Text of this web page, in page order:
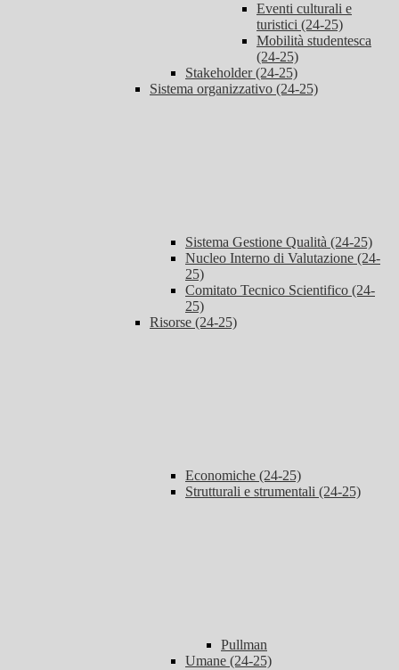
Eventi culturali e
turistici (24-25)
Mobilità studentesca
(24-25)
Stakeholder (24-25)
Sistema organizzativo (24-25)
Sistema Gestione Qualità (24-25)
Nucleo Interno di Valutazione (24-
25)
Comitato Tecnico Scientifico (24-
25)
Risorse (24-25)
Economiche (24-25)
Strutturali e strumentali (24-25)
Pullman
Umane (24-25)